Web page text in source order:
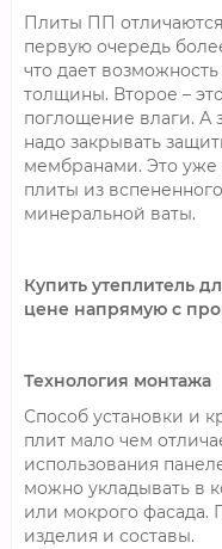
Плиты ПП
первую очередь
что дает
толщины. Второе –
поглощение влаги. А
надо закрывать
мембранами. Это уже
плиты из
минеральной ваты.
Купить утеплитель
цене напрямую с
Технология монтажа
Способ установки и
плит мало чем
использования
можно укладывать в
или мокрого
изделия и составы.